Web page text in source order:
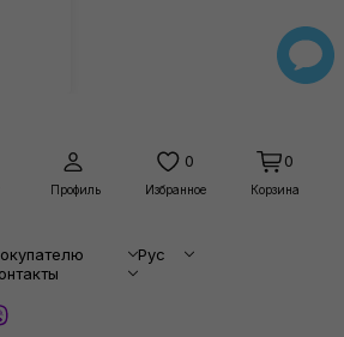
Профиль
0
Избранное
0
Корзина
Рус